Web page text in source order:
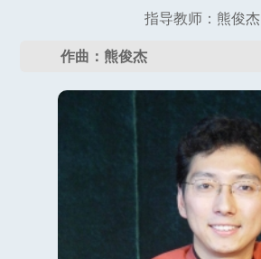
指导教师：熊俊杰
作曲：熊俊杰